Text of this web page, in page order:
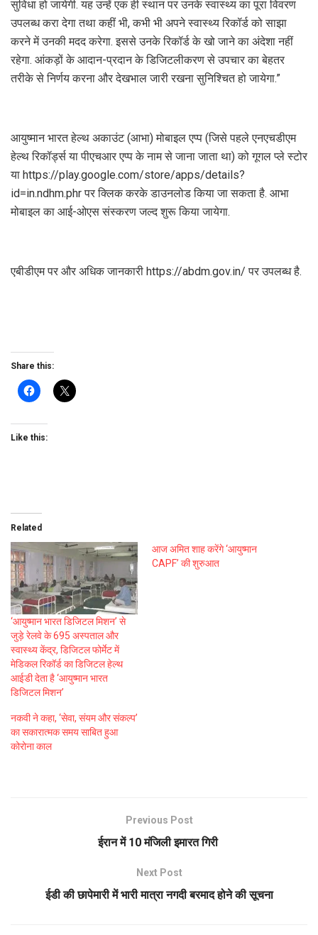
सुविधा हो जायेगी. यह उन्हें एक ही स्थान पर उनके स्वास्थ्य का पूरा विवरण
उपलब्ध करा देगा तथा कहीं भी, कभी भी अपने स्वास्थ्य रिकॉर्ड को साझा
करने में उनकी मदद करेगा. इससे उनके रिकॉर्ड के खो जाने का अंदेशा नहीं
रहेगा. आंकड़ों के आदान-प्रदान के डिजिटलीकरण से उपचार का बेहतर
तरीके से निर्णय करना और देखभाल जारी रखना सुनिश्चित हो जायेगा.”
आयुष्मान भारत हेल्थ अकाउंट (आभा) मोबाइल एप्प (जिसे पहले एनएचडीएम
हेल्थ रिकॉर्ड्स या पीएचआर एप्प के नाम से जाना जाता था) को गूगल प्ले स्टोर
या https://play.google.com/store/apps/details?
id=in.ndhm.phr पर क्लिक करके डाउनलोड किया जा सकता है. आभा
मोबाइल का आई-ओएस संस्करण जल्द शुरू किया जायेगा.
एबीडीएम पर और अधिक जानकारी https://abdm.gov.in/ पर उपलब्ध है.
Share this:
Like this:
Related
‘आयुष्मान भारत डिजिटल मिशन’ से
जुड़े रेलवे के 695 अस्पताल और
स्वास्थ्य केंद्र, डिजिटल फोर्मेट में
मेडिकल रिकॉर्ड का डिजिटल हेल्थ
आईडी देता है ‘आयुष्मान भारत
डिजिटल मिशन’
आज अमित शाह करेंगे ‘आयुष्मान
CAPF’ की शुरुआत
नकवी ने कहा, ‘सेवा, संयम और संकल्प’
का सकारात्मक समय साबित हुआ
कोरोना काल
Previous Post
ईरान में 10 मंजिली इमारत गिरी
Next Post
ईडी की छापेमारी में भारी मात्रा नगदी बरमाद होने की सूचना